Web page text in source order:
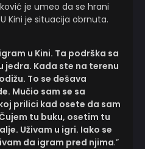
je umeo da se hrani
Kini je situacija obrnuta.
u Kini. Ta podrška sa
jedra. Kada ste na terenu
To se dešava
Mučio sam se sa
prilici kad osete da sam
tu buku, osetim tu
Uživam u igri. Iako se
da igram pred njima.”